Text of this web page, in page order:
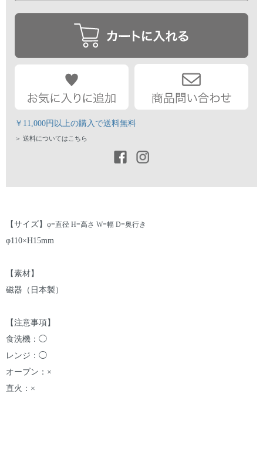
￥11,000円以上の購入で送料無料
＞ 送料についてはこちら
【サイズ】 φ=直径 H=高さ W=幅 D=奥行き
φ110×H15mm
【素材】
磁器（日本製）
【注意事項】
食洗機：◯
レンジ：◯
オーブン：×
直火：×